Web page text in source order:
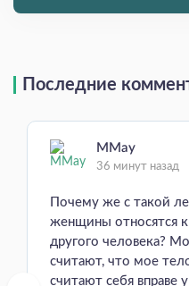
Последние
MMay
36 минут назад
Почему же с такой
женщины относятся
другого человека?
считают, что мое
считают себя вправе